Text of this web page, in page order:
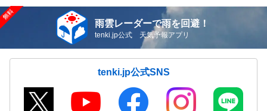
雨雲レーダーで雨を回避！
tenki.jp公式 天気予報アプリ
tenki.jp公式SNS